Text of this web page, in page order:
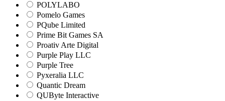
POLYLABO
Pomelo Games
PQube Limited
Prime Bit Games SA
Proativ Arte Digital
Purple Play LLC
Purple Tree
Pyxeralia LLC
Quantic Dream
QUByte Interactive